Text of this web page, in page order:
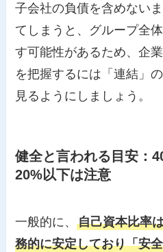
子会社の負債を含めない
てしまうと、グループ全
す可能性があるため、企
を把握するには「連結」
見るようにしましょう。
健全と言われる目安：
20%以下は注意
一般的に、自己資本比率
務的に安定しており「安